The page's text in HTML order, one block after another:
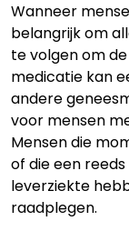
Wanneer
belangrijk om
te volgen om
medicatie kan
andere
voor mensen
Mensen die
of die een
leverziekte
raadplegen.